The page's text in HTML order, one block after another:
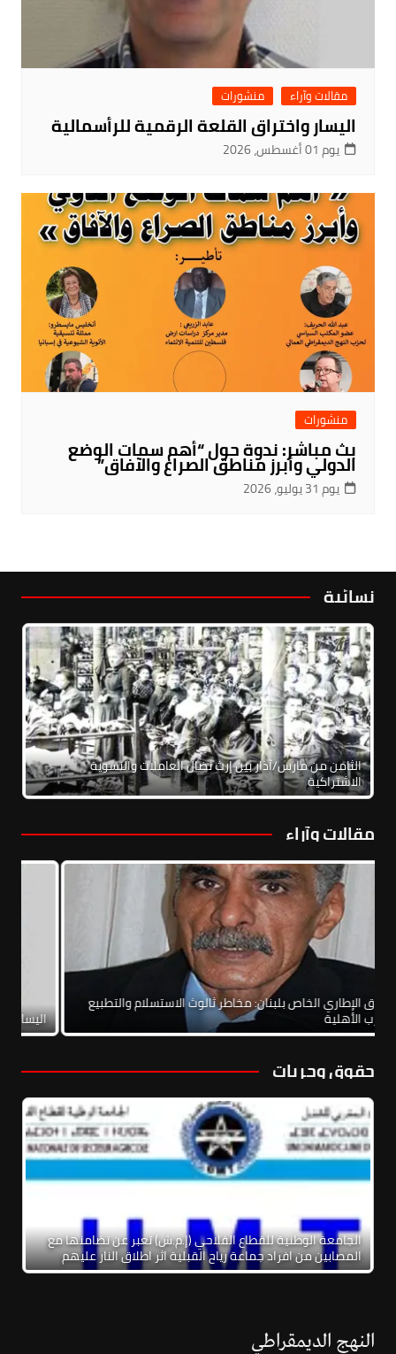
مقالات وآراء منشورات
اليسار واختراق القلعة الرقمية للرأسمالية
يوم 01 أغسطس، 2026
منشورات
بث مباشر: ندوة حول “أهم سمات الوضع
الدولي وأبرز مناطق الصراع والآفاق”
يوم 31 يوليو، 2026
نسائية
الثامن من مارس/آذار بين إرث نضال العاملات والنسوية
الاشتراكية
مقالات وآراء
الاتفاق الإطاري الخاص بلبنان: مخاطر ثالوث الاستسلام والتطبيع
والحرب الأهلية
حقوق وحريات
الجامعة الوطنية للقطاع الفلاحي (إ.م.ش) تعبر عن تضامنها مع
المصابين من افراد جماعة رياح القبلية اثر اطلاق النار عليهم
النهج الديمقراطي